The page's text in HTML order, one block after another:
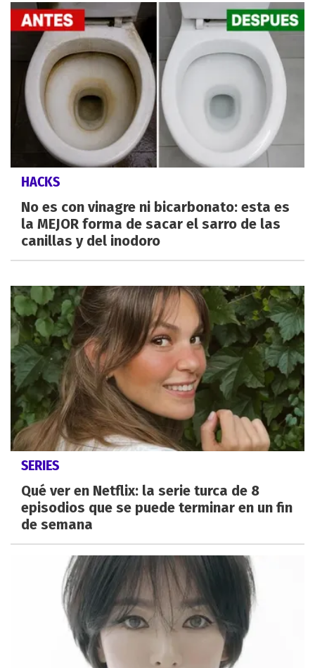
HACKS
No es con vinagre ni bicarbonato: esta es
la MEJOR forma de sacar el sarro de las
canillas y del inodoro
SERIES
Qué ver en Netflix: la serie turca de 8
episodios que se puede terminar en un fin
de semana